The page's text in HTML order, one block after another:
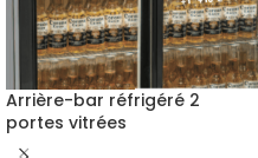
Arrière-bar réfrigéré 2
portes vitrées